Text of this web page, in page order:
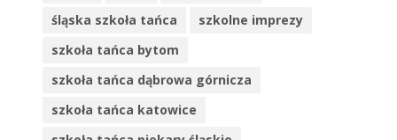
śląska szkoła tańca
szkolne imprezy
szkoła tańca bytom
szkoła tańca dąbrowa górnicza
szkoła tańca katowice